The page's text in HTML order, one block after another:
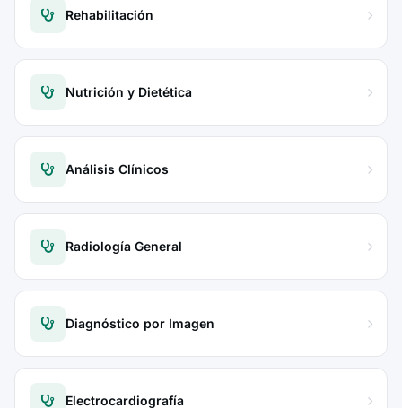
Rehabilitación
Nutrición y Dietética
Análisis Clínicos
Radiología General
Diagnóstico por Imagen
Electrocardiografía